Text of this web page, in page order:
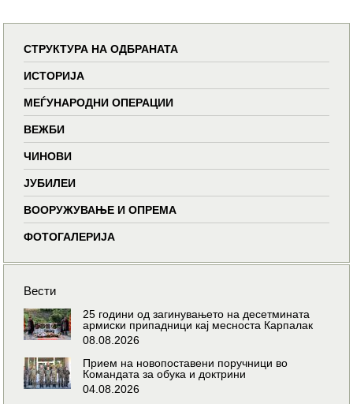
СТРУКТУРА НА ОДБРАНАТА
ИСТОРИЈА
МЕЃУНАРОДНИ ОПЕРАЦИИ
ВЕЖБИ
ЧИНОВИ
ЈУБИЛЕИ
ВООРУЖУВАЊЕ И ОПРЕМА
ФОТОГАЛЕРИЈА
Вести
25 години од загинувањето на десетмината
армиски припадници кај месноста Карпалак
08.08.2026
Прием на новопоставени поручници во
Командата за обука и доктрини
04.08.2026